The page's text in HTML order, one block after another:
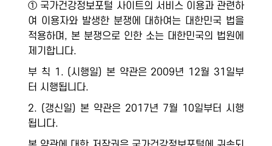
① 국가건강정보포털 사이트의 서비스 이용과 관련하
여 이용자와 발생한 분쟁에 대하여는 대한민국 법을
적용하며, 본 분쟁으로 인한 소는 대한민국의 법원에
제기합니다.
부 칙 1. (시행일) 본 약관은 2009년 12월 31일부
터 시행됩니다.
2. (갱신일) 본 약관은 2017년 7월 10일부터 시행
됩니다.